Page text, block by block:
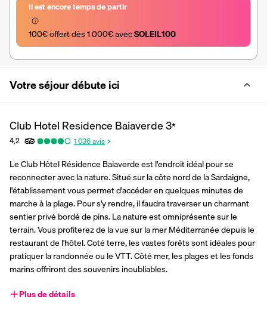
Il est encore temps de partir
100€ offert dès 1 000€ avec SOLEIL100
Votre séjour débute ici
Club Hotel Residence Baiaverde3*
4,2 1 036avis
Le Club Hôtel Résidence Baiaverde est l'endroit idéal pour se
reconnecter avec la nature. Situé sur la côte nord de la Sardaigne,
l'établissement vous permet d'accéder en quelques minutes de
marche à la plage. Pour s'y rendre, il faudra traverser un charmant
sentier privé bordé de pins. La nature est omniprésente sur le
terrain. Vous profiterez de la vue sur la mer Méditerranée depuis le
restaurant de l'hôtel. Coté terre, les vastes forêts sont idéales pour
pratiquer la randonnée ou le VTT. Côté mer, les plages et les fonds
marins offriront des souvenirs inoubliables.
Plus de détails